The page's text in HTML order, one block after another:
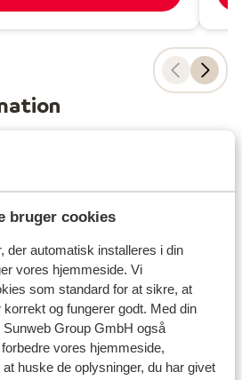
bruger cookies
der automatisk installeres i din
vores hjemmeside. Vi
som standard for at sikre, at
og fungerer godt. Med din
Group GmbH også
vores hjemmeside,
huske de oplysninger, du har givet
græsk. Men man kan sagtens
delvist på tysk).